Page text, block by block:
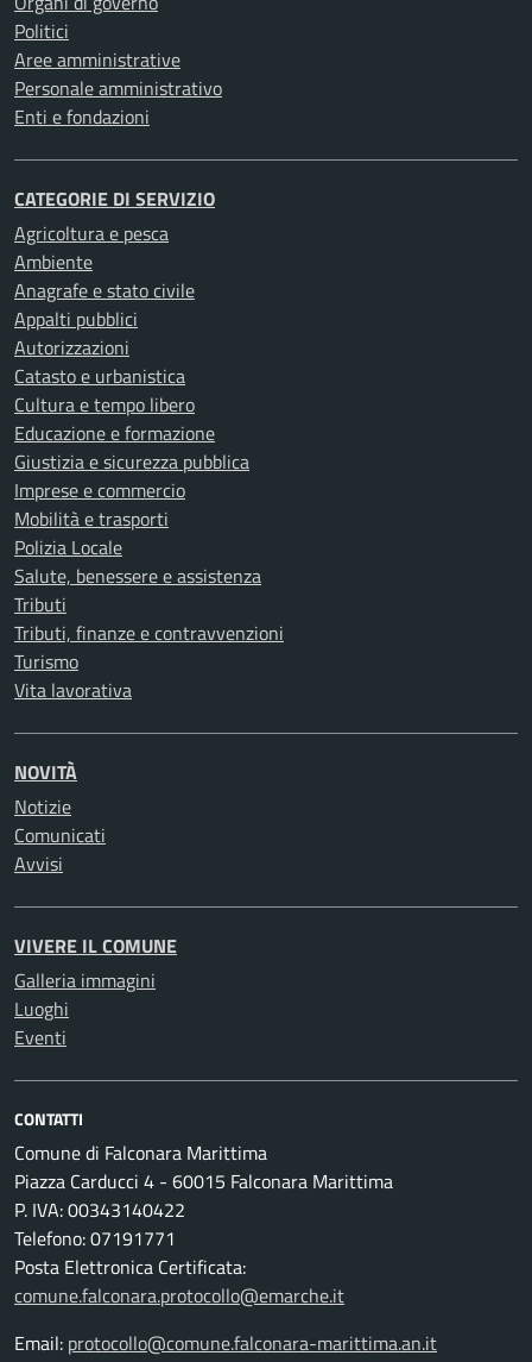
Politici
Aree amministrative
Personale amministrativo
Enti e fondazioni
CATEGORIE DI SERVIZIO
Agricoltura e pesca
Ambiente
Anagrafe e stato civile
Appalti pubblici
Autorizzazioni
Catasto e urbanistica
Cultura e tempo libero
Educazione e formazione
Giustizia e sicurezza pubblica
Imprese e commercio
Mobilità e trasporti
Polizia Locale
Salute, benessere e assistenza
Tributi
Tributi, finanze e contravvenzioni
Turismo
Vita lavorativa
NOVITÀ
Notizie
Comunicati
Avvisi
VIVERE IL COMUNE
Galleria immagini
Luoghi
Eventi
CONTATTI
Comune di Falconara Marittima
Piazza Carducci 4 - 60015 Falconara Marittima
P. IVA: 00343140422
Telefono: 07191771
Posta Elettronica Certificata:
comune.falconara.protocollo@emarche.it
Email: protocollo@comune.falconara-marittima.an.it